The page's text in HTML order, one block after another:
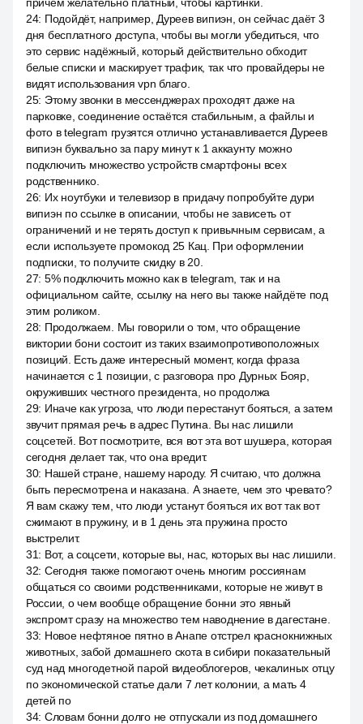
24: Подойдёт, например, Дуреев випиэн, он сейчас даёт 3
дня бесплатного доступа, чтобы вы могли убедиться, что
это сервис надёжный, который действительно обходит
белые списки и маскирует трафик, так что провайдеры не
видят использования vpn благо.
25: Этому звонки в мессенджерах проходят даже на
парковке, соединение остаётся стабильным, а файлы и
фото в telegram грузятся отлично устанавливается Дуреев
випиэн буквально за пару минут к 1 аккаунту можно
подключить множество устройств смартфоны всех
родственнико.
26: Их ноутбуки и телевизор в придачу попробуйте дури
випиэн по ссылке в описании, чтобы не зависеть от
ограничений и не терять доступ к привычным сервисам, а
если используете промокод 25 Кац. При оформлении
подписки, то получите скидку в 20.
27: 5% подключить можно как в telegram, так и на
официальном сайте, ссылку на него вы также найдёте под
этим роликом.
28: Продолжаем. Мы говорили о том, что обращение
виктории бони состоит из таких взаимопротивоположных
позиций. Есть даже интересный момент, когда фраза
начинается с 1 позиции, с разговора про Дурных Бояр,
окруживших честного президента, но продолжа
29: Иначе как угроза, что люди перестанут бояться, а затем
звучит прямая речь в адрес Путина. Вы нас лишили
соцсетей. Вот посмотрите, вся вот эта вот шушера, которая
сегодня делает так, что она вредит.
30: Нашей стране, нашему народу. Я считаю, что должна
быть пересмотрена и наказана. А знаете, чем это чревато?
Я вам скажу тем, что люди устанут бояться их вот так вот
сжимают в пружину, и в 1 день эта пружина просто
выстрелит.
31: Вот, а соцсети, которые вы, нас, которых вы нас лишили.
32: Сегодня также помогают очень многим россиянам
общаться со своими родственниками, которые не живут в
России, о чем вообще обращение бонни это явный
экспромт сразу на множество тем наводнение в дагестане.
33: Новое нефтяное пятно в Анапе отстрел краснокнижных
животных, забой домашнего скота в сибири показательный
суд над многодетной парой видеоблогеров, чекалиных отцу
по экономической статье дали 7 лет колонии, а мать 4
детей по
34: Словам бонни долго не отпускали из под домашнего